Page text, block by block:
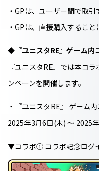
・GPは、ユーザー間で取引
・GPは、直接購入すること
◆『ユニスタRE』ゲーム内
『ユニスタRE』では本コ
ンペーンを開催します。
・『ユニスタRE』 ゲーム
2025年3月6日(木) 〜 2025
▼コラボ① コラボ記念ログ